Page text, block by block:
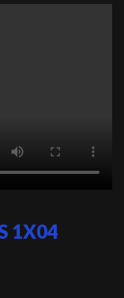
1X04